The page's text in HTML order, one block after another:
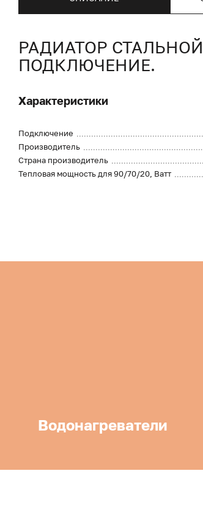
РАДИАТОР СТАЛЬНОЙ
ПОДКЛЮЧЕНИЕ.
Характеристики
Подключение
Производитель
Страна производитель
Тепловая мощность для 90/70/20, Ватт
Водонагреватели